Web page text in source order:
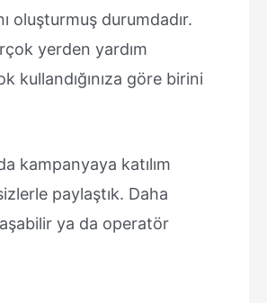
oluşturmuş durumdadır.
yerden yardım
göre birini
kampanyaya katılım
paylaştık. Daha
ya da operatör